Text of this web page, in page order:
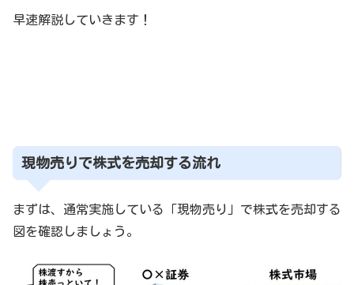
早速解説していきます！
現物売りで株式を売却する流れ
まずは、通常実施している「現物売り」で株式を売却する
図を確認しましょう。